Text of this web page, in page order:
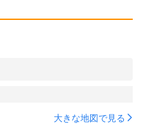
大きな地図で見る